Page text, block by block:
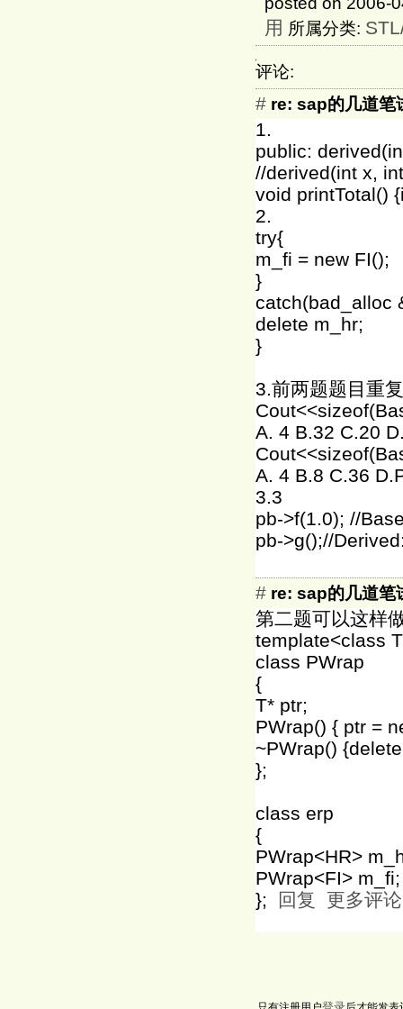
用 所属分类:
评论:
# re: sap的几道
1.
public:
//derived(int x,
void printTotal()
2.
try{
m_fi = new FI();
}
catch(bad_alloc
delete m_hr;
}
3.前两题题目重
A. 4 B.32 C.20
A. 4 B.8 C.36
3.3
pb->f(1.0); //
pb->g();//
# re: sap的几道笔
第二题可以这样
template<class
class PWrap
{
T* ptr;
PWrap() { ptr =
~PWrap()
};
class erp
{
PWrap<HR>
PWrap<FI> m_fi;
};
回复 更多评论